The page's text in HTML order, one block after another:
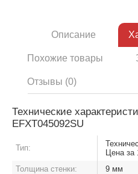
Описание
Похожие товары
Отзывы (0)
Технические
EFXT045092SU
Тип:
Цена за
Толщина стенки:
9 мм